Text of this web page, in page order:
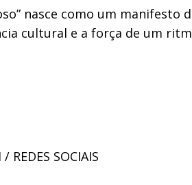
nasce como um manifesto
cultural e a força de um
REDES SOCIAIS